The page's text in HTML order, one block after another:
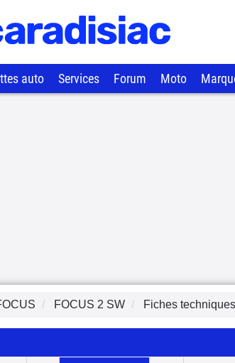
auto Services Forum Moto
FOCUS 2 SW Fiches techniques